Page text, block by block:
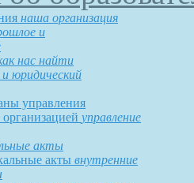
наша организация
и
нас найти
и юридический
управления
организацией управление
акты
акты внутренние